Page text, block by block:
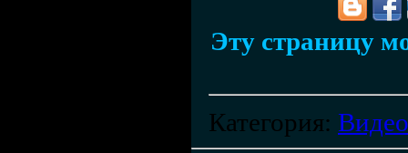
Эту страницу
Категория: Видео